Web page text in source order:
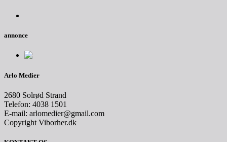
annonce
Arlo Medier
2680 Solrød Strand
Telefon: 4038 1501
E-mail: arlomedier@gmail.com
Copyright Viborher.dk